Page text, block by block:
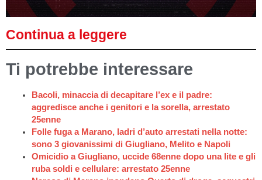
Continua a leggere
Ti potrebbe interessare
Bacoli, minaccia di decapitare l’ex e il padre:
aggredisce anche i genitori e la sorella, arrestato
25enne
Folle fuga a Marano, ladri d’auto arrestati nella notte:
sono 3 giovanissimi di Giugliano, Melito e Napoli
Omicidio a Giugliano, uccide 68enne dopo una lite e gli
ruba soldi e cellulare: arrestato 25enne